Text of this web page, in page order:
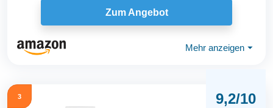
Zum Angebot
Mehr anzeigen ⏷
3 9,2/10